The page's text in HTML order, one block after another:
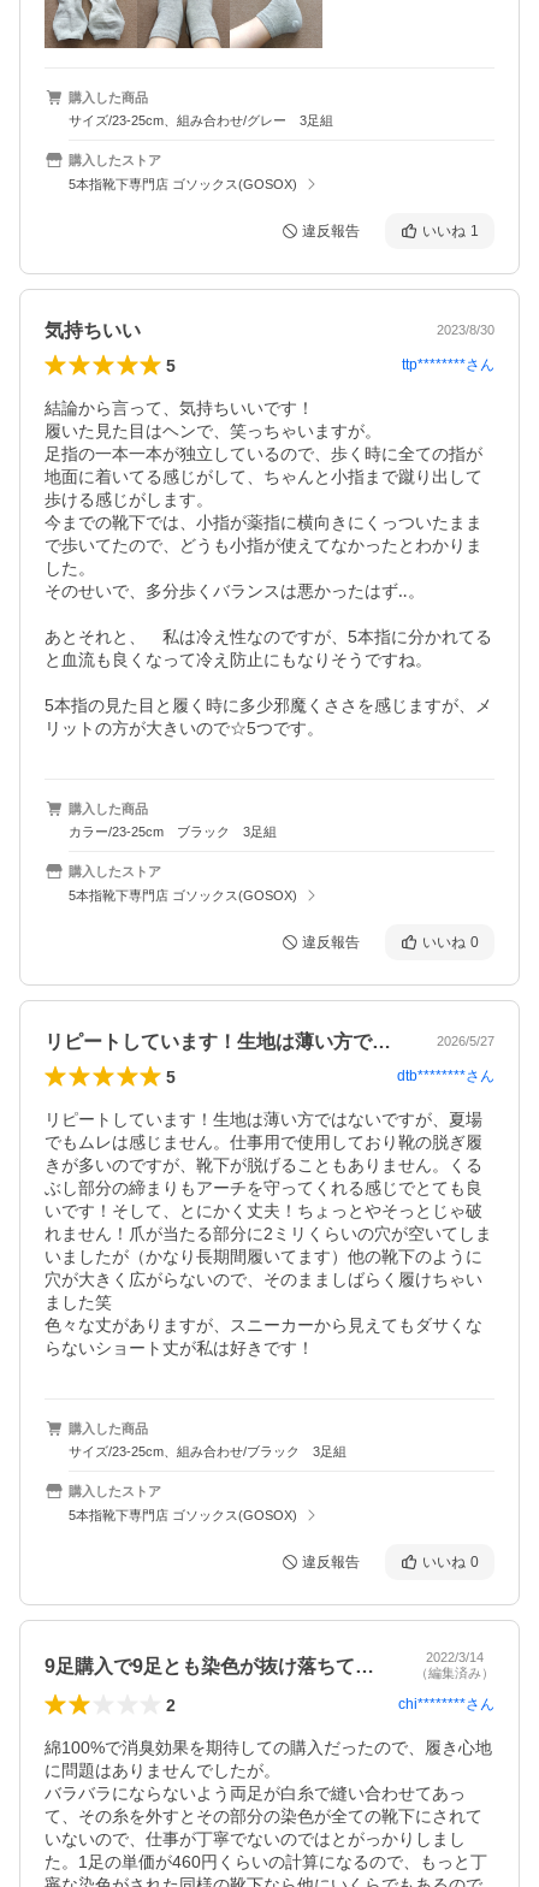
購入した商品
サイズ/23-25cm、組み合わせ/グレー 3足組
購入したストア
5本指靴下専門店 ゴソックス(GOSOX)
違反報告 いいね 1
気持ちいい 2023/8/30
5 ttp********さん
結論から言って、気持ちいいです！
履いた見た目はヘンで、笑っちゃいますが。
足指の一本一本が独立しているので、歩く時に全ての指が
地面に着いてる感じがして、ちゃんと小指まで蹴り出して
歩ける感じがします。
今までの靴下では、小指が薬指に横向きにくっついたまま
で歩いてたので、どうも小指が使えてなかったとわかりま
した。
そのせいで、多分歩くバランスは悪かったはず‥。
あとそれと、　私は冷え性なのですが、5本指に分かれてる
と血流も良くなって冷え防止にもなりそうですね。
5本指の見た目と履く時に多少邪魔くささを感じますが、メ
リットの方が大きいので☆5つです。
購入した商品
カラー/23-25cm ブラック 3足組
購入したストア
5本指靴下専門店 ゴソックス(GOSOX)
違反報告 いいね 0
リピートしています！生地は薄い方ではな… 2026/5/27
5 dtb********さん
リピートしています！生地は薄い方ではないですが、夏場
でもムレは感じません。仕事用で使用しており靴の脱ぎ履
きが多いのですが、靴下が脱げることもありません。くる
ぶし部分の締まりもアーチを守ってくれる感じでとても良
いです！そして、とにかく丈夫！ちょっとやそっとじゃ破
れません！爪が当たる部分に2ミリくらいの穴が空いてしま
いましたが（かなり長期間履いてます）他の靴下のように
穴が大きく広がらないので、そのまましばらく履けちゃい
ました笑
色々な丈がありますが、スニーカーから見えてもダサくな
らないショート丈が私は好きです！
購入した商品
サイズ/23-25cm、組み合わせ/ブラック 3足組
購入したストア
5本指靴下専門店 ゴソックス(GOSOX)
違反報告 いいね 0
9足購入で9足とも染色が抜け落ちている
2022/3/14
（編集済み）
2 chi********さん
綿100%で消臭効果を期待しての購入だったので、履き心地
に問題はありませんでしたが。
バラバラにならないよう両足が白糸で縫い合わせてあっ
て、その糸を外すとその部分の染色が全ての靴下にされて
いないので、仕事が丁寧でないのではとがっかりしまし
た。1足の単価が460円くらいの計算になるので、もっと丁